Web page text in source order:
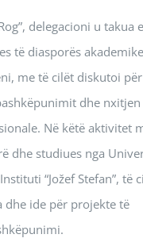
delegacioni u takua
të diasporës
me të cilët diskutoi për
dhe nxitjen
Në këtë aktivitet
dhe studiues nga
“Jožef Stefan”, të
dhe ide për projekte të